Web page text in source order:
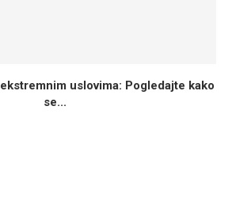
uslovima: Pogledajte kako
se...